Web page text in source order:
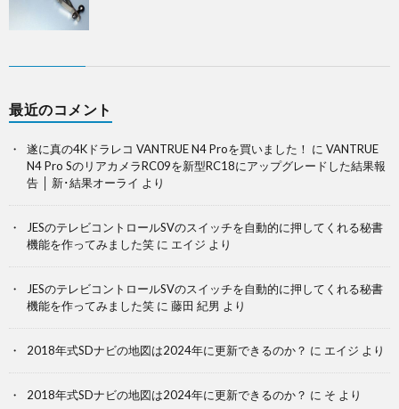
最近のコメント
遂に真の4Kドラレコ VANTRUE N4 Proを買いました！ に VANTRUE
N4 Pro SのリアカメラRC09を新型RC18にアップグレードした結果報
告 │ 新･結果オーライ より
JESのテレビコントロールSVのスイッチを自動的に押してくれる秘書
機能を作ってみました笑 に エイジ より
JESのテレビコントロールSVのスイッチを自動的に押してくれる秘書
機能を作ってみました笑 に 藤田 紀男 より
2018年式SDナビの地図は2024年に更新できるのか？ に エイジ より
2018年式SDナビの地図は2024年に更新できるのか？ に そ より